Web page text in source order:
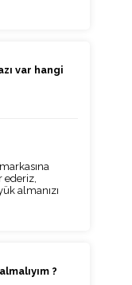
var hangi
ederiz,
almanızı
?